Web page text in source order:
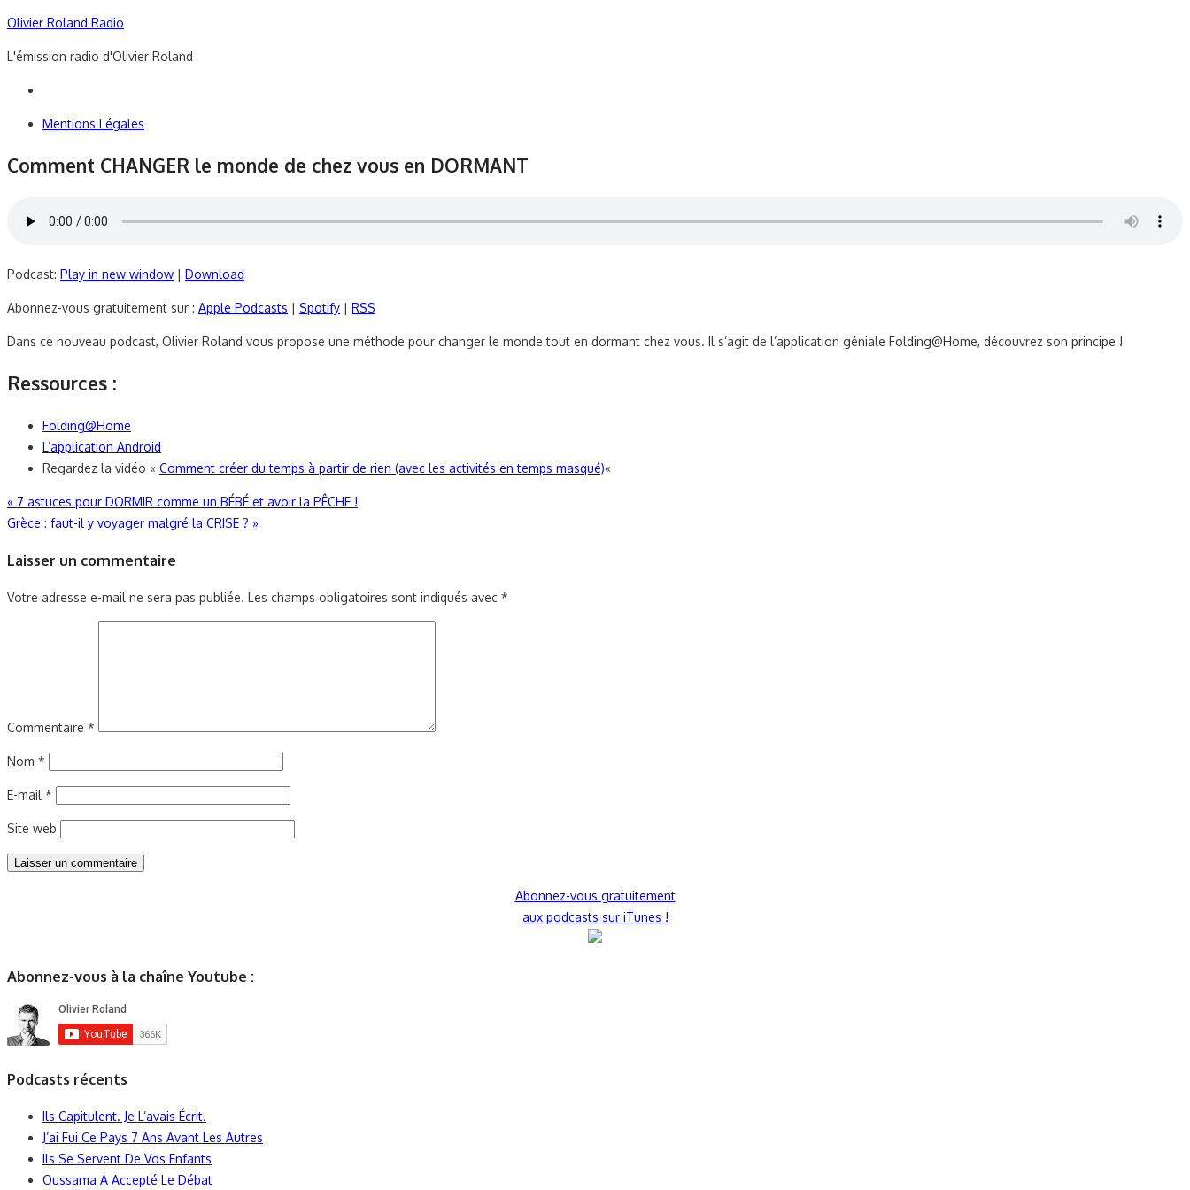
Skip
content
Olivier Roland Radio
L'émission radio d'Olivier Roland
Mentions Légales
Comment CHANGER le monde de chez vous en DORMANT
Podcast: Play in new window | Download
Abonnez-vous gratuitement sur : Apple Podcasts | Spotify | RSS
Dans ce nouveau podcast, Olivier Roland vous propose une méthode pour changer le monde tout en dormant chez vous. Il s’agit de l’application géniale Folding@Home, découvrez son principe !
Ressources :
Folding@Home
L’application Android
Regardez la vidéo « Comment créer du temps à partir de rien (avec les activités en temps masqué)«
Navigation
de
l’article
« 7 astuces pour DORMIR comme un BÉBÉ et avoir la PÊCHE !
Grèce : faut-il y voyager malgré la CRISE ? »
Laisser un commentaire
Votre adresse e-mail ne sera pas publiée. Les champs obligatoires sont indiqués avec *
Commentaire *
Nom *
E-mail *
Site web
Abonnez-vous gratuitement
aux podcasts sur iTunes !
Abonnez-vous à la chaîne Youtube :
Podcasts récents
Ils Capitulent. Je L’avais Écrit.
J’ai Fui Ce Pays 7 Ans Avant Les Autres
Ils Se Servent De Vos Enfants
Oussama A Accepté Le Débat